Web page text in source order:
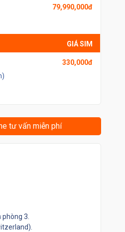
79,990,000đ
GIÁ SIM
330,000đ
tư vấn miễn phí
3.